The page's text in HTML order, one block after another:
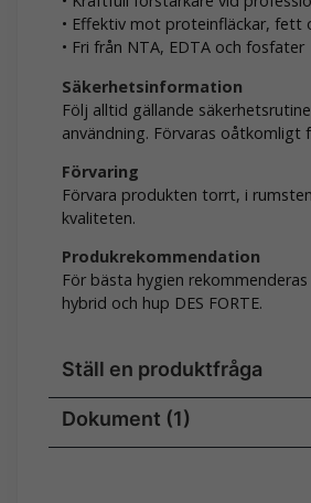
• Effektiv mot proteinfläckar, fett
• Fri från NTA, EDTA och fosfater
Säkerhetsinformation
Följ alltid gällande
användning. Förvaras
Förvaring
Förvara produkten torrt, i
kvaliteten.
Produkrekommendation
För bästa hygien
hybrid och hup DES FORTE.
Ställ en produktfråga
question
Dokument (1)